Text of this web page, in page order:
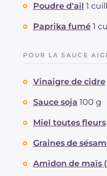
Poudre d'ail 1
Paprika fumé 1
POUR LA SAUCE
Vinaigre de cidre
Sauce soja 100 g
Miel toutes fleurs
Graines de
Amidon de maïs